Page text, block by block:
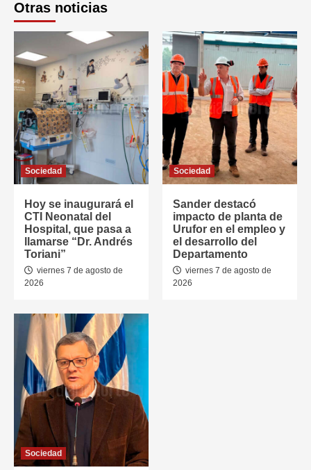
Otras noticias
Sociedad
Hoy se inaugurará el
CTI Neonatal del
Hospital, que pasa a
llamarse “Dr. Andrés
Toriani”
viernes 7 de agosto de
2026
Sociedad
Sander destacó
impacto de planta de
Urufor en el empleo y
el desarrollo del
Departamento
viernes 7 de agosto de
2026
Sociedad